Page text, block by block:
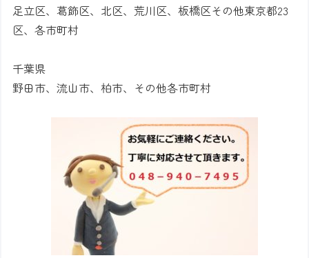
足立区、葛飾区、北区、荒川区、板橋区その他東京都23
区、各市町村
千葉県
野田市、流山市、柏市、その他各市町村